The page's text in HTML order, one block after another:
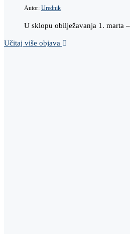
Autor: Urednik
U sklopu obilježavanja 1. marta
Učitaj više objava